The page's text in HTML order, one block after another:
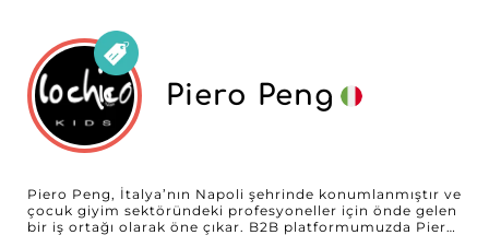
Piero Peng
Piero Peng, İtalya’nın Napoli şehrinde konumlanmıştır ve
çocuk giyim sektöründeki profesyoneller için önde gelen
bir iş ortağı olarak öne çıkar. B2B platformumuzda Piero